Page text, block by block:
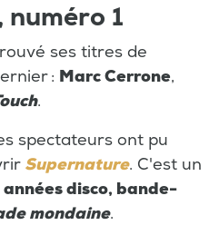
1
ses titres de
: Marc Cerrone,
.
spectateurs ont pu
Supernature. C'est un
années disco, bande-
mondaine.